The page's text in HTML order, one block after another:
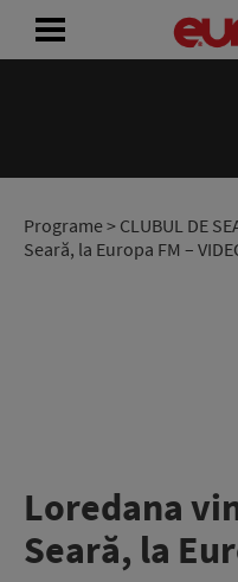
Programe> CLUBUL DE
Seară, la Europa FM –
Loredana
Seară, la
RADIO